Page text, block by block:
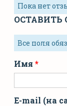
Пока нет
ОСТАВИТЬ
Все поля
Имя
E-mail (на